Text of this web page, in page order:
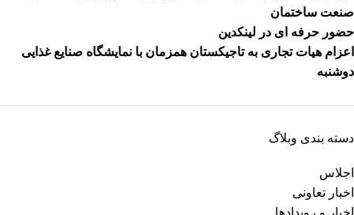
صنعت ساختمان
حضور حرفه ای در لینکدین
اعزام هیات تجاری به تاجیکستان همزمان با نمایشگاه صنایع غذایی
دوشنبه
دسته بندی وبلاگ
اجلاس
اخبار تعاونی
اخبار و رویدادها